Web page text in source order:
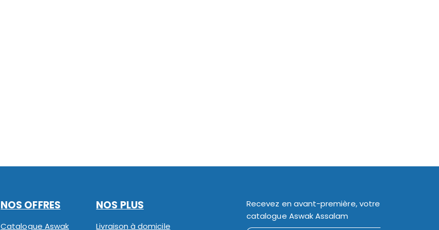
NOS OFFRES
Catalogue Aswak
NOS PLUS
Livraison à domicile
Recevez en avant-première, votre
catalogue Aswak Assalam